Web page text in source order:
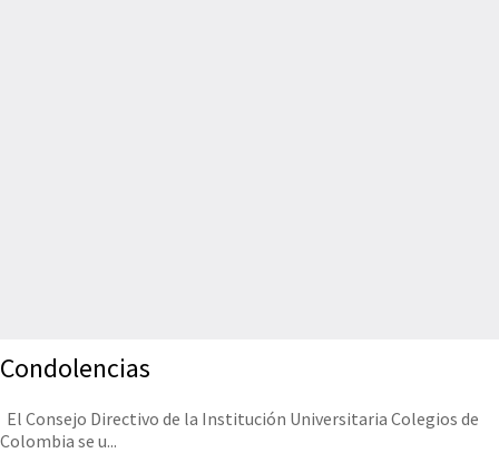
Condolencias
El Consejo Directivo de la Institución Universitaria Colegios de
Colombia se u...